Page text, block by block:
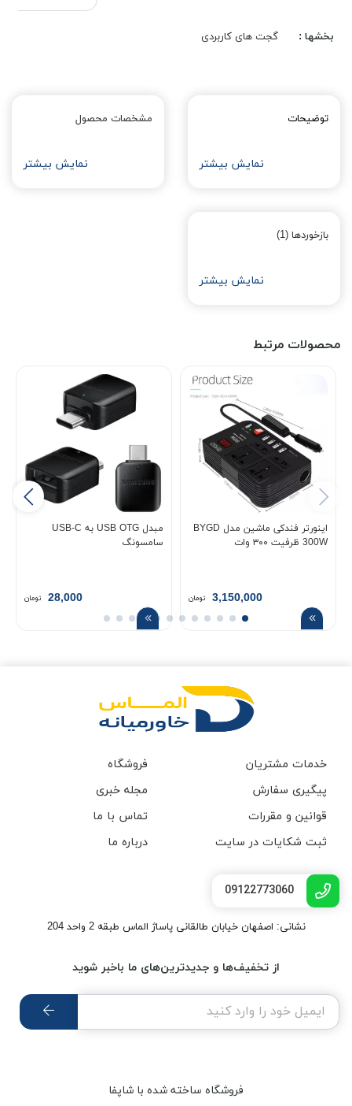
بخشها : گجت های کاربردی
توضیحات
نمایش بیشتر
مشخصات محصول
نمایش بیشتر
بازخوردها (1)
نمایش بیشتر
محصولات مرتبط
اینورتر فندکی ماشین مدل BYGD
300W ظرفیت ۳۰۰ وات
3,150,000 تومان
مبدل USB OTG به USB-C
سامسونگ
28,000 تومان
خدمات مشتریان
پیگیری سفارش
قوانین و مقررات
ثبت شکایات در سایت
فروشگاه
مجله خبری
تماس با ما
درباره ما
09122773060
نشانی: اصفهان خیابان طالقانی پاساژ الماس طبقه 2 واحد 204
از تخفیف‌ها و جدیدترین‌های ما باخبر شوید
فروشگاه ساخته شده با شاپفا